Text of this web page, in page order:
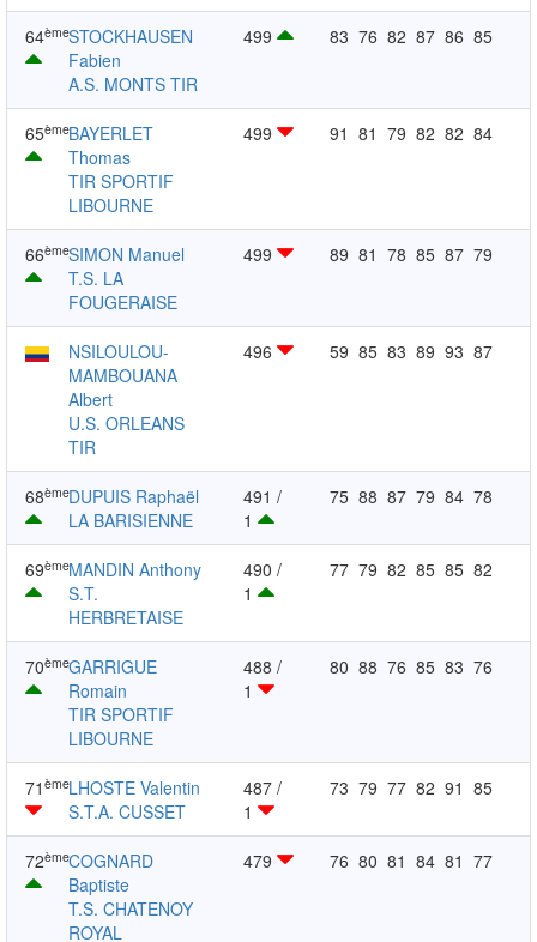
64èmeSTOCKHAUSEN
Fabien
A.S. MONTS TIR
499 83 76 82 87 86 85
65èmeBAYERLET
Thomas
TIR SPORTIF
LIBOURNE
499 91 81 79 82 82 84
66èmeSIMON Manuel
T.S. LA
FOUGERAISE
499 89 81 78 85 87 79
NSILOULOU-
MAMBOUANA
Albert
U.S. ORLEANS
TIR
496 59 85 83 89 93 87
68èmeDUPUIS Raphaël
LA BARISIENNE
491 /
1
75 88 87 79 84 78
69èmeMANDIN Anthony
S.T.
HERBRETAISE
490 /
1
77 79 82 85 85 82
70èmeGARRIGUE
Romain
TIR SPORTIF
LIBOURNE
488 /
1
80 88 76 85 83 76
71 èmeLHOSTE Valentin
S.T.A. CUSSET
487 /
1
73 79 77 82 91 85
72èmeCOGNARD
Baptiste
T.S. CHATENOY
ROYAL
479 76 80 81 84 81 77